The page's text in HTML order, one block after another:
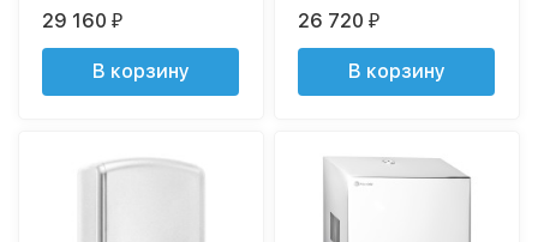
29 160₽
В корзину
26 720₽
В корзину